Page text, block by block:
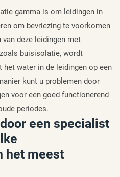
gamma is om leidingen in
om bevriezing te voorkomen
deze leidingen met
buisisolatie, wordt
water in de leidingen op een
kunt u problemen door
voor een goed functionerend
periodes.
een specialist
het meest